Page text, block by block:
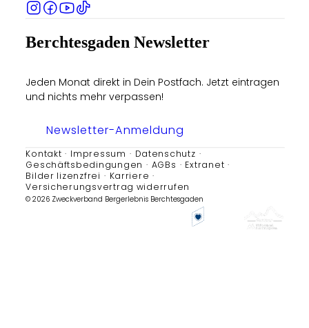
Berchtesgaden Newsletter
Jeden Monat direkt in Dein Postfach. Jetzt eintragen
und nichts mehr verpassen!
Newsletter-Anmeldung
Kontakt Impressum
Datenschutz
Geschäftsbedingungen
AGBs
Extranet
Bilder lizenzfrei
Karriere
Versicherungsvertrag widerrufen
© 2026 Zweckverband Bergerlebnis Berchtesgaden